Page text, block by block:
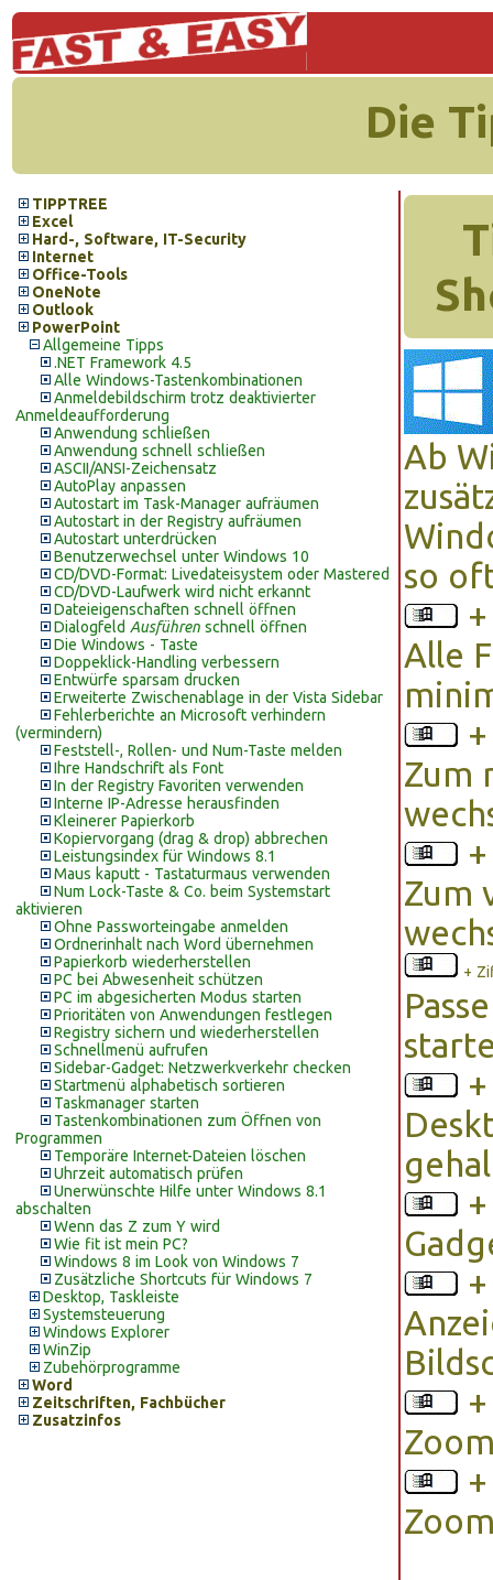
Die
TIPPTREE
Excel
Hard-, Software, IT-Security
Internet
Office-Tools
OneNote
Outlook
PowerPoint
Allgemeine Tipps
.NET Framework 4.5
Alle Windows-Tastenkombinationen
Anmeldebildschirm trotz deaktivierter
Anmeldeaufforderung
Anwendung schließen
Anwendung schnell schließen
ASCII/ANSI-Zeichensatz
AutoPlay anpassen
Autostart im Task-Manager aufräumen
Autostart in der Registry aufräumen
Autostart unterdrücken
Benutzerwechsel unter Windows 10
CD/DVD-Format: Livedateisystem oder Mastered
CD/DVD-Laufwerk wird nicht erkannt
Dateieigenschaften schnell öffnen
Dialogfeld Ausführen schnell öffnen
Die Windows - Taste
Doppeklick-Handling verbessern
Entwürfe sparsam drucken
Erweiterte Zwischenablage in der Vista Sidebar
Fehlerberichte an Microsoft verhindern
(vermindern)
Feststell-, Rollen- und Num-Taste melden
Ihre Handschrift als Font
In der Registry Favoriten verwenden
Interne IP-Adresse herausfinden
Kleinerer Papierkorb
Kopiervorgang (drag & drop) abbrechen
Leistungsindex für Windows 8.1
Maus kaputt - Tastaturmaus verwenden
Num Lock-Taste & Co. beim Systemstart
aktivieren
Ohne Passworteingabe anmelden
Ordnerinhalt nach Word übernehmen
Papierkorb wiederherstellen
PC bei Abwesenheit schützen
PC im abgesicherten Modus starten
Prioritäten von Anwendungen festlegen
Registry sichern und wiederherstellen
Schnellmenü aufrufen
Sidebar-Gadget: Netzwerkverkehr checken
Startmenü alphabetisch sortieren
Taskmanager starten
Tastenkombinationen zum Öffnen von
Programmen
Temporäre Internet-Dateien löschen
Uhrzeit automatisch prüfen
Unerwünschte Hilfe unter Windows 8.1
abschalten
Wenn das Z zum Y wird
Wie fit ist mein PC?
Windows 8 im Look von Windows 7
Zusätzliche Shortcuts für Windows 7
Desktop, Taskleiste
Systemsteuerung
Windows Explorer
WinZip
Zubehörprogramme
Word
Zeitschriften, Fachbücher
Zusatzinfos
Ab
so
Alle
Zum
Zum
+